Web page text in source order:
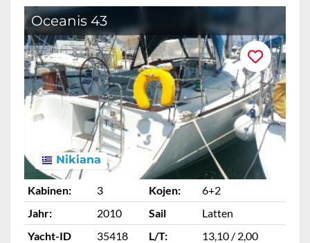
Oceanis 43
Nikiana
Kabinen: 3 Kojen:
6+2
Jahr:
2010 Sail
Latten
Yacht-ID
35418 L/T: 13,10 / 2,00